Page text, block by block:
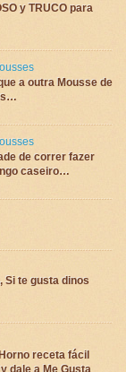
y TRUCO para
a outra Mousse de
de correr fazer
caseiro…
Si te gusta dinos
receta fácil
dale a Me Gusta